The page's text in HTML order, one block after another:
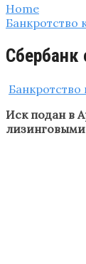
Home
Банкротство
Сбербанк
Иск подан в
лизинговыми